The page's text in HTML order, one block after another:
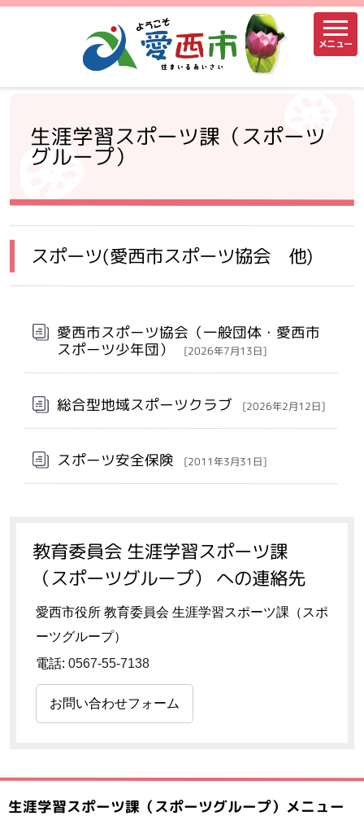
メニュー
生涯学習スポーツ課（スポーツ
グループ）
スポーツ(愛西市スポーツ協会 他)
愛西市スポーツ協会（一般団体・愛西市
スポーツ少年団） [2026年7月13日]
総合型地域スポーツクラブ [2026年2月12日]
スポーツ安全保険 [2011年3月31日]
教育委員会 生涯学習スポーツ課
（スポーツグループ） への連絡先
愛西市役所 教育委員会 生涯学習スポーツ課（スポ
ーツグループ）
電話: 0567-55-7138
お問い合わせフォーム
生涯学習スポーツ課（スポーツグループ）メニュー